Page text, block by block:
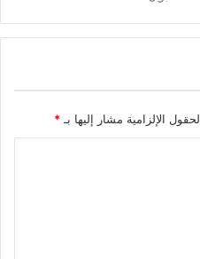
الإلزامية مشار إليها بـ*